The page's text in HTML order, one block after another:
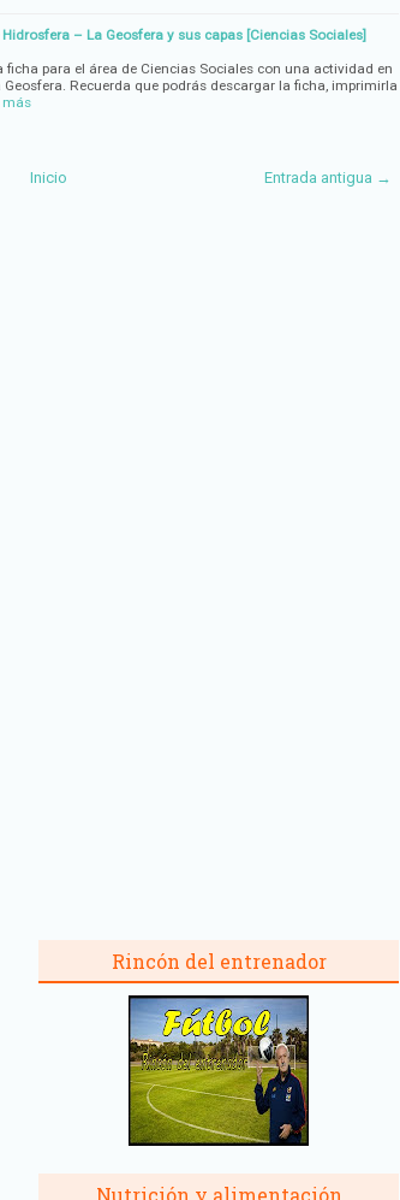
– La Geosfera y sus capas [Ciencias Sociales]
para el área de Ciencias Sociales con una actividad en
Recuerda que podrás descargar la ficha, imprimirla
más
Entrada antigua →
Inicio
Rincón del entrenador
Nutrición y alimentación